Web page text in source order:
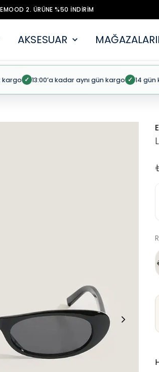
2. ÜRÜNE %50 İNDİRİM
AKSESUAR
kargo ✓ 13:00’a kadar aynı gün kargo ✓ 14 gün